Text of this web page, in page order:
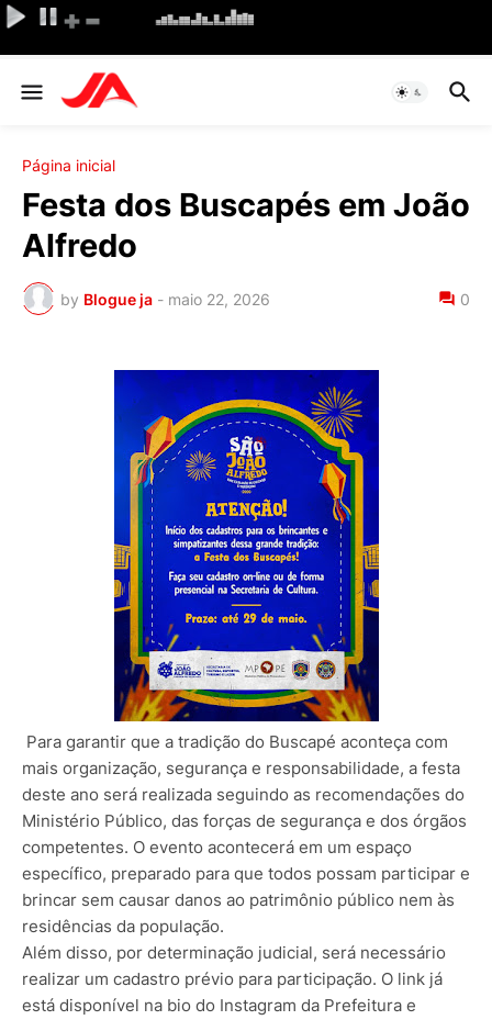
Página inicial
Festa dos Buscapés em João
Alfredo
by Blogue ja - maio 22, 2026 0
Para garantir que a tradição do Buscapé aconteça com
mais organização, segurança e responsabilidade, a festa
deste ano será realizada seguindo as recomendações do
Ministério Público, das forças de segurança e dos órgãos
competentes. O evento acontecerá em um espaço
específico, preparado para que todos possam participar e
brincar sem causar danos ao patrimônio público nem às
residências da população.
Além disso, por determinação judicial, será necessário
realizar um cadastro prévio para participação. O link já
está disponível na bio do Instagram da Prefeitura e